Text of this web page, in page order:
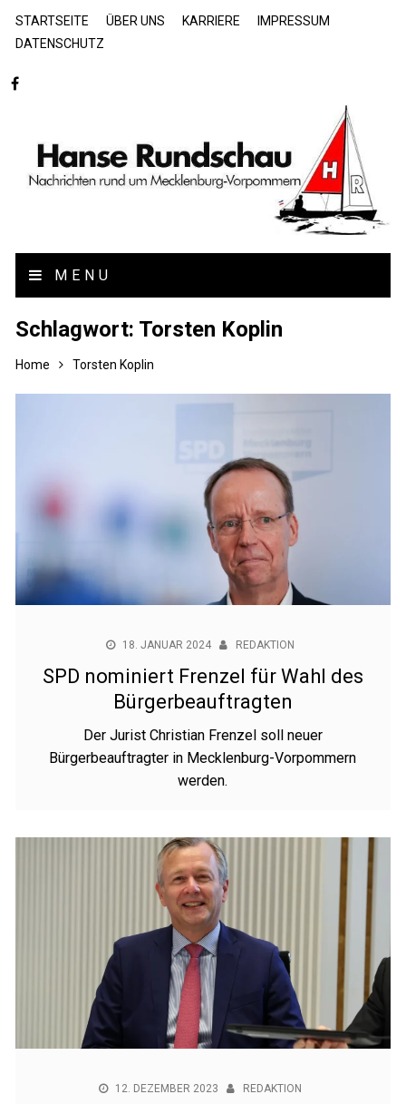
STARTSEITE ÜBER UNS KARRIERE
IMPRESSUM
DATENSCHUTZ
MENU
Schlagwort: Torsten Koplin
Home Torsten Koplin
18. JANUAR 2024 REDAKTION
SPD nominiert Frenzel für Wahl des
Bürgerbeauftragten
Der Jurist Christian Frenzel soll neuer
Bürgerbeauftragter in Mecklenburg-Vorpommern
werden.
12. DEZEMBER 2023 REDAKTION